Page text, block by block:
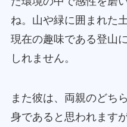
ね。山や緑に囲まれた
現在の趣味である登山
しれません。
また彼は、両親のどち
身であると思われます